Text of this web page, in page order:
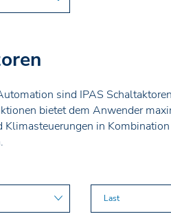
sind IPAS
bietet dem Anwender
Klimasteuerungen in
Last